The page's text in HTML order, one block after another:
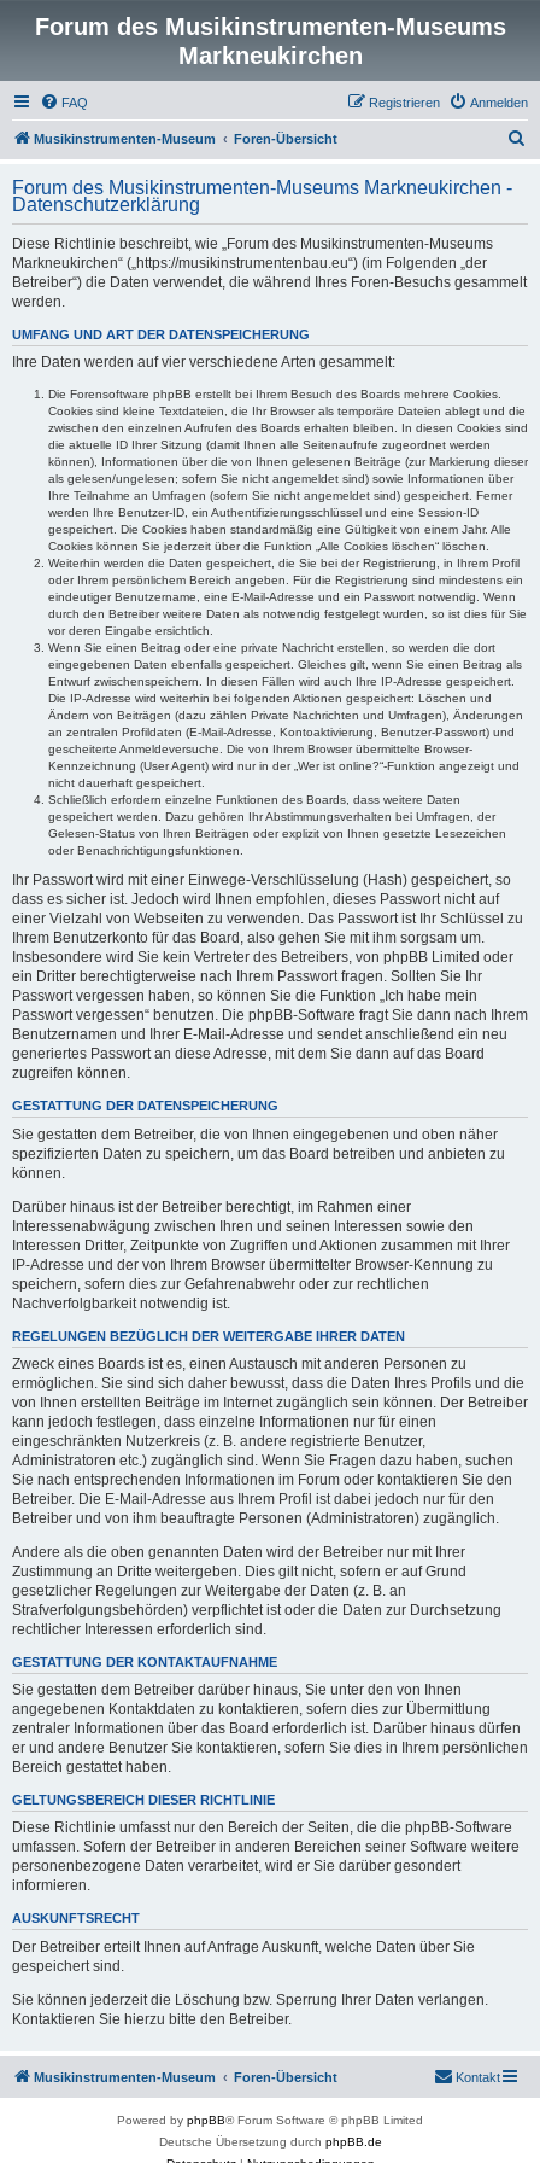
Forum des Musikinstrumenten-Museums
Markneukirchen
FAQ Anmelden
Registrieren
Musikinstrumenten-Museum Foren-Übersicht
h
Forum des Musikinstrumenten-Museums Markneukirchen -
Datenschutzerklärung
Diese Richtlinie beschreibt, wie „Forum des Musikinstrumenten-Museums
Markneukirchen“ („https://musikinstrumentenbau.eu“) (im Folgenden „der
Betreiber“) die Daten verwendet, die während Ihres Foren-Besuchs gesammelt
werden.
UMFANG UND ART DER DATENSPEICHERUNG
Ihre Daten werden auf vier verschiedene Arten gesammelt:
Die Forensoftware phpBB erstellt bei Ihrem Besuch des Boards mehrere Cookies.
Cookies sind kleine Textdateien, die Ihr Browser als temporäre Dateien ablegt und die
zwischen den einzelnen Aufrufen des Boards erhalten bleiben. In diesen Cookies sind
die aktuelle ID Ihrer Sitzung (damit Ihnen alle Seitenaufrufe zugeordnet werden
können), Informationen über die von Ihnen gelesenen Beiträge (zur Markierung dieser
als gelesen/ungelesen; sofern Sie nicht angemeldet sind) sowie Informationen über
Ihre Teilnahme an Umfragen (sofern Sie nicht angemeldet sind) gespeichert. Ferner
werden Ihre Benutzer-ID, ein Authentifizierungsschlüssel und eine Session-ID
gespeichert. Die Cookies haben standardmäßig eine Gültigkeit von einem Jahr. Alle
Cookies können Sie jederzeit über die Funktion „Alle Cookies löschen“ löschen.
Weiterhin werden die Daten gespeichert, die Sie bei der Registrierung, in Ihrem Profil
oder Ihrem persönlichem Bereich angeben. Für die Registrierung sind mindestens ein
eindeutiger Benutzername, eine E-Mail-Adresse und ein Passwort notwendig. Wenn
durch den Betreiber weitere Daten als notwendig festgelegt wurden, so ist dies für Sie
vor deren Eingabe ersichtlich.
Wenn Sie einen Beitrag oder eine private Nachricht erstellen, so werden die dort
eingegebenen Daten ebenfalls gespeichert. Gleiches gilt, wenn Sie einen Beitrag als
Entwurf zwischenspeichern. In diesen Fällen wird auch Ihre IP-Adresse gespeichert.
Die IP-Adresse wird weiterhin bei folgenden Aktionen gespeichert: Löschen und
Ändern von Beiträgen (dazu zählen Private Nachrichten und Umfragen), Änderungen
an zentralen Profildaten (E-Mail-Adresse, Kontoaktivierung, Benutzer-Passwort) und
gescheiterte Anmeldeversuche. Die von Ihrem Browser übermittelte Browser-
Kennzeichnung (User Agent) wird nur in der „Wer ist online?“-Funktion angezeigt und
nicht dauerhaft gespeichert.
Schließlich erfordern einzelne Funktionen des Boards, dass weitere Daten
gespeichert werden. Dazu gehören Ihr Abstimmungsverhalten bei Umfragen, der
Gelesen-Status von Ihren Beiträgen oder explizit von Ihnen gesetzte Lesezeichen
oder Benachrichtigungsfunktionen.
Ihr Passwort wird mit einer Einwege-Verschlüsselung (Hash) gespeichert, so
dass es sicher ist. Jedoch wird Ihnen empfohlen, dieses Passwort nicht auf
einer Vielzahl von Webseiten zu verwenden. Das Passwort ist Ihr Schlüssel zu
Ihrem Benutzerkonto für das Board, also gehen Sie mit ihm sorgsam um.
Insbesondere wird Sie kein Vertreter des Betreibers, von phpBB Limited oder
ein Dritter berechtigterweise nach Ihrem Passwort fragen. Sollten Sie Ihr
Passwort vergessen haben, so können Sie die Funktion „Ich habe mein
Passwort vergessen“ benutzen. Die phpBB-Software fragt Sie dann nach Ihrem
Benutzernamen und Ihrer E-Mail-Adresse und sendet anschließend ein neu
generiertes Passwort an diese Adresse, mit dem Sie dann auf das Board
zugreifen können.
GESTATTUNG DER DATENSPEICHERUNG
Sie gestatten dem Betreiber, die von Ihnen eingegebenen und oben näher
spezifizierten Daten zu speichern, um das Board betreiben und anbieten zu
können.
Darüber hinaus ist der Betreiber berechtigt, im Rahmen einer
Interessenabwägung zwischen Ihren und seinen Interessen sowie den
Interessen Dritter, Zeitpunkte von Zugriffen und Aktionen zusammen mit Ihrer
IP-Adresse und der von Ihrem Browser übermittelter Browser-Kennung zu
speichern, sofern dies zur Gefahrenabwehr oder zur rechtlichen
Nachverfolgbarkeit notwendig ist.
REGELUNGEN BEZÜGLICH DER WEITERGABE IHRER DATEN
Zweck eines Boards ist es, einen Austausch mit anderen Personen zu
ermöglichen. Sie sind sich daher bewusst, dass die Daten Ihres Profils und die
von Ihnen erstellten Beiträge im Internet zugänglich sein können. Der Betreiber
kann jedoch festlegen, dass einzelne Informationen nur für einen
eingeschränkten Nutzerkreis (z. B. andere registrierte Benutzer,
Administratoren etc.) zugänglich sind. Wenn Sie Fragen dazu haben, suchen
Sie nach entsprechenden Informationen im Forum oder kontaktieren Sie den
Betreiber. Die E-Mail-Adresse aus Ihrem Profil ist dabei jedoch nur für den
Betreiber und von ihm beauftragte Personen (Administratoren) zugänglich.
Andere als die oben genannten Daten wird der Betreiber nur mit Ihrer
Zustimmung an Dritte weitergeben. Dies gilt nicht, sofern er auf Grund
gesetzlicher Regelungen zur Weitergabe der Daten (z. B. an
Strafverfolgungsbehörden) verpflichtet ist oder die Daten zur Durchsetzung
rechtlicher Interessen erforderlich sind.
GESTATTUNG DER KONTAKTAUFNAHME
Sie gestatten dem Betreiber darüber hinaus, Sie unter den von Ihnen
angegebenen Kontaktdaten zu kontaktieren, sofern dies zur Übermittlung
zentraler Informationen über das Board erforderlich ist. Darüber hinaus dürfen
er und andere Benutzer Sie kontaktieren, sofern Sie dies in Ihrem persönlichen
Bereich gestattet haben.
GELTUNGSBEREICH DIESER RICHTLINIE
Diese Richtlinie umfasst nur den Bereich der Seiten, die die phpBB-Software
umfassen. Sofern der Betreiber in anderen Bereichen seiner Software weitere
personenbezogene Daten verarbeitet, wird er Sie darüber gesondert
informieren.
AUSKUNFTSRECHT
Der Betreiber erteilt Ihnen auf Anfrage Auskunft, welche Daten über Sie
gespeichert sind.
Sie können jederzeit die Löschung bzw. Sperrung Ihrer Daten verlangen.
Kontaktieren Sie hierzu bitte den Betreiber.
Musikinstrumenten-Museum Foren-Übersicht Kontakt
Powered by phpBB® Forum Software © phpBB Limited
Deutsche Übersetzung durch phpBB.de